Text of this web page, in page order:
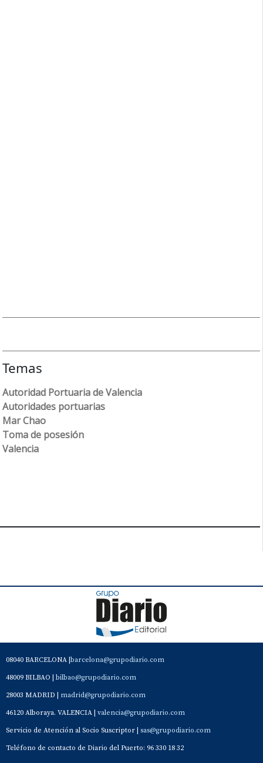
Temas
Autoridad Portuaria de Valencia
Autoridades portuarias
Mar Chao
Toma de posesión
Valencia
08040 BARCELONA | barcelona@grupodiario.com
48009 BILBAO | bilbao@grupodiario.com
28003 MADRID | madrid@grupodiario.com
46120 Alboraya. VALENCIA | valencia@grupodiario.com
Servicio de Atención al Socio Suscriptor | sas@grupodiario.com
Teléfono de contacto de Diario del Puerto: 96 330 18 32